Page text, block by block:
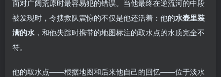
面对广阔荒原时最容易犯的错误。当他最终在逆流河的中段
被发现时，令搜救队震惊的不仅是他还活着：他的水壶里装
满的水 ，和他失踪时携带的地图标注的取水点的水质完全不
符。
他的取水点——根据地图和后来他自己的回忆——位于淡水